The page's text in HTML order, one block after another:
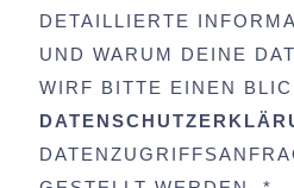
DETAILLIERTE
UND WARUM DEINE
WIRF BITTE EINEN